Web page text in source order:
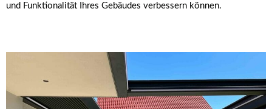
und Funktionalität Ihres Gebäudes verbessern können.